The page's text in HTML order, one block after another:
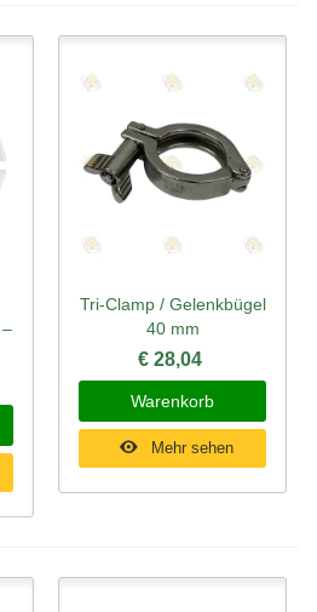
Tri-Clamp / Gelenkbügel
40 mm
€ 28,04
Warenkorb
Mehr sehen